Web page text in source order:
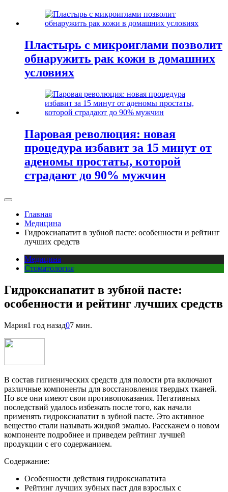
Пластырь с микроиглами позволит
обнаружить рак кожи в домашних
условиях
Паровая революция: новая
процедура избавит за 15 минут от
аденомы простаты, которой
страдают до 90% мужчин
Главная
Медицина
Гидроксиапатит в зубной пасте: особенности и рейтинг
лучших средств
Медицина
Стоматология
Гидроксиапатит в зубной пасте:
особенности и рейтинг лучших средств
Мария1 год назад07 мин.
В состав гигиенических средств для полости рта включают
различные компоненты для восстановления твердых тканей.
Но все они имеют свои противопоказания. Негативных
последствий удалось избежать после того, как начали
применять гидроксиапатит в зубной пасте. Это активное
вещество стали называть жидкой эмалью. Расскажем о новом
компоненте подробнее и приведем рейтинг лучшей
продукции с его содержанием.
Содержание:
Особенности действия гидроксиапатита
Рейтинг лучших зубных паст для взрослых с